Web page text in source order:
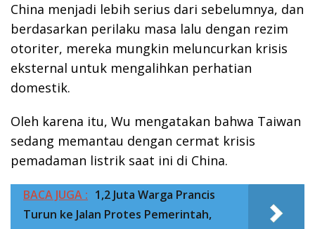
China menjadi lebih serius dari sebelumnya, dan
berdasarkan perilaku masa lalu dengan rezim
otoriter, mereka mungkin meluncurkan krisis
eksternal untuk mengalihkan perhatian
domestik.
Oleh karena itu, Wu mengatakan bahwa Taiwan
sedang memantau dengan cermat krisis
pemadaman listrik saat ini di China.
BACA JUGA : 1,2 Juta Warga Prancis
Turun ke Jalan Protes Pemerintah,